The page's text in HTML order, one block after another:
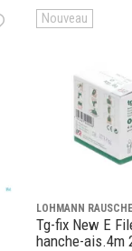
Nouveau
LOHMANN
Tg-fix New E
hanche-ais.4m